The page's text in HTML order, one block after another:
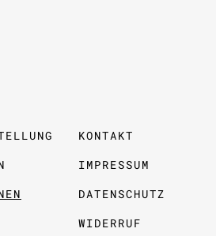
KONTAKT
IMPRESSUM
DATENSCHUTZ
WIDERRUF